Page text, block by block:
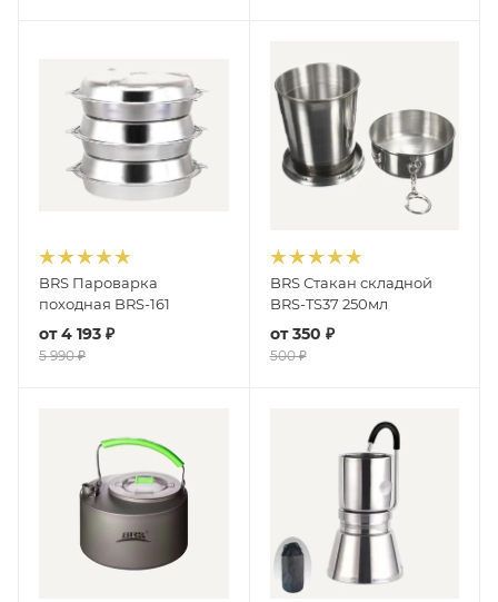
BRS Пароварка
походная BRS-161
от4 193 ₽
5 990 ₽
BRS Стакан складной
BRS-TS37 250мл
от350 ₽
500 ₽